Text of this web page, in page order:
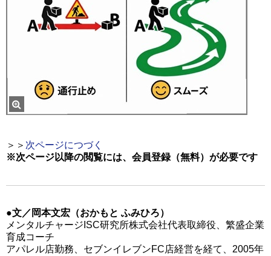
＞＞ 次ページにつづく
※次ページ以降の閲覧には、会員登録（無料）が必要です
●文／岡本文宏（おかもと ふみひろ）
メンタルチャージISC研究所株式会社代表取締役、繁盛企業
育成コーチ
アパレル店勤務、セブンイレブンFC店経営を経て、2005年